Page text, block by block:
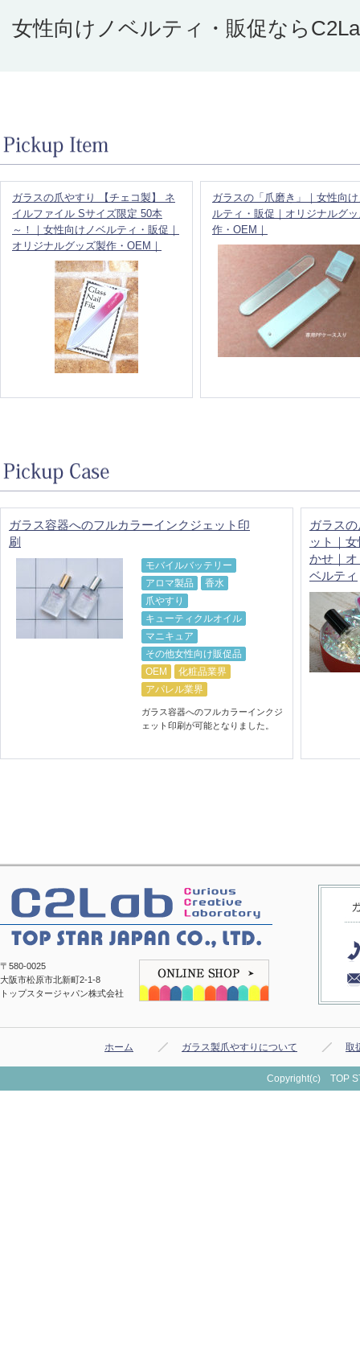
女性向けノベルティ・販促なら
ガラスの爪やすり 【チェコ製】 ネ
イルファイル Sサイズ限定 50本
～！｜女性向けノベルティ・販促｜
オリジナルグッズ製作・OEM｜
ガラスの「爪磨き」｜女性向
ルティ・販促｜オリジナルグ
作・OEM｜
ガラス容器へのフルカラーインクジェット印
刷
モバイルバッテリー
アロマ製品
香水
爪やすり
キューティクルオイル
マニキュア
その他女性向け販促品
OEM
化粧品業界
アパレル業界
ガラス容器へのフルカラーインクジ
ェット印刷が可能となりました。
ガラス
ット｜
かせ｜
ベルティ
〒580-0025
大阪市松原市北新町2-1-8
トップスタージャパン株式会社
ホーム ガラス製爪やすりについて 取
Copyright(c) TOP